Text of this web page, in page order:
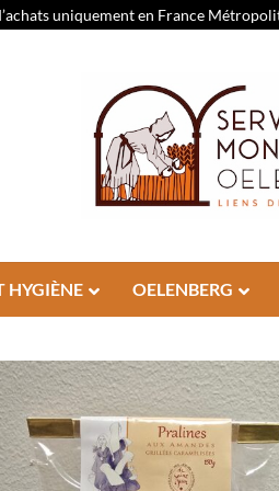
uniquement en France
HYGIÈNE OELENBERG